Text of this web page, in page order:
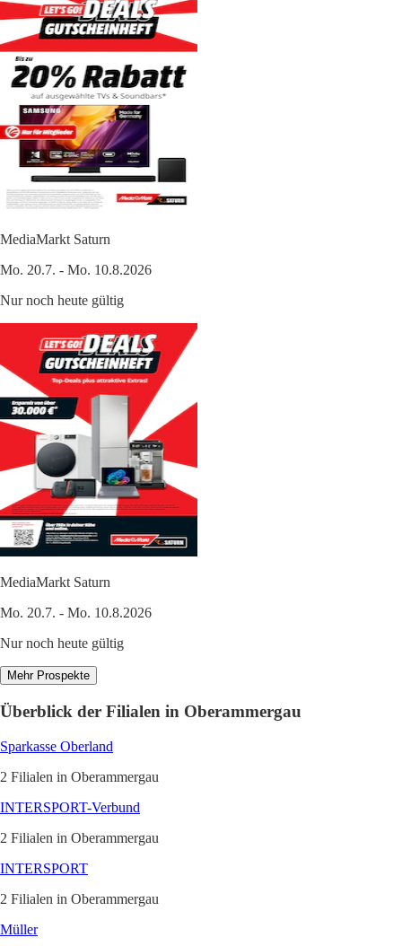
MediaMarkt Saturn
Mo. 20.7. - Mo. 10.8.2026
Nur noch heute gültig
MediaMarkt Saturn
Mo. 20.7. - Mo. 10.8.2026
Nur noch heute gültig
Mehr Prospekte
Überblick der Filialen in Oberammergau
Sparkasse Oberland
2 Filialen in Oberammergau
INTERSPORT-Verbund
2 Filialen in Oberammergau
INTERSPORT
2 Filialen in Oberammergau
Müller